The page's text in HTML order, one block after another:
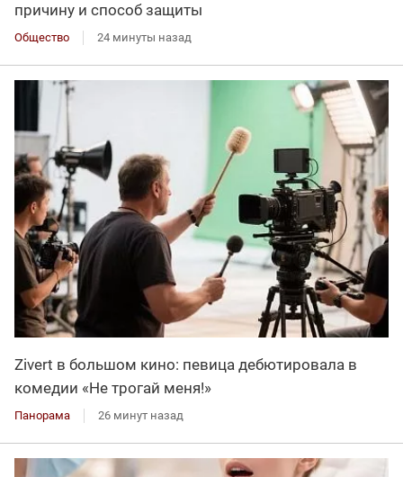
причину и способ защиты
Общество 24 минуты назад
Zivert в большом кино: певица дебютировала в
комедии «Не трогай меня!»
Панорама 26 минут назад